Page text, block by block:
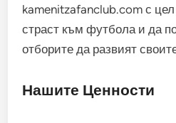
kamenitzafanclub.com с
страст към футбола и да
отборите да развият
Нашите Ценности